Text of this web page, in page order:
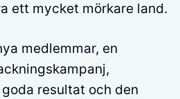
ett mycket mörkare land.
medlemmar, en
resultat och den